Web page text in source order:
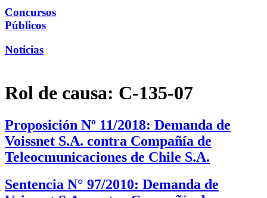
Concursos
Públicos
Noticias
Rol de causa: C-135-07
Proposición Nº 11/2018: Demanda de
Voissnet S.A. contra Compañía de
Teleocmunicaciones de Chile S.A.
Sentencia N° 97/2010: Demanda de